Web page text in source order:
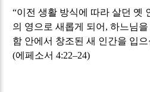
“이전 생활 방식에 따라 살던 옛
의 영으로 새롭게 되어 ,하느님
함 안에서 창조된 새 인간을 입으
(에페소서4:22–24)